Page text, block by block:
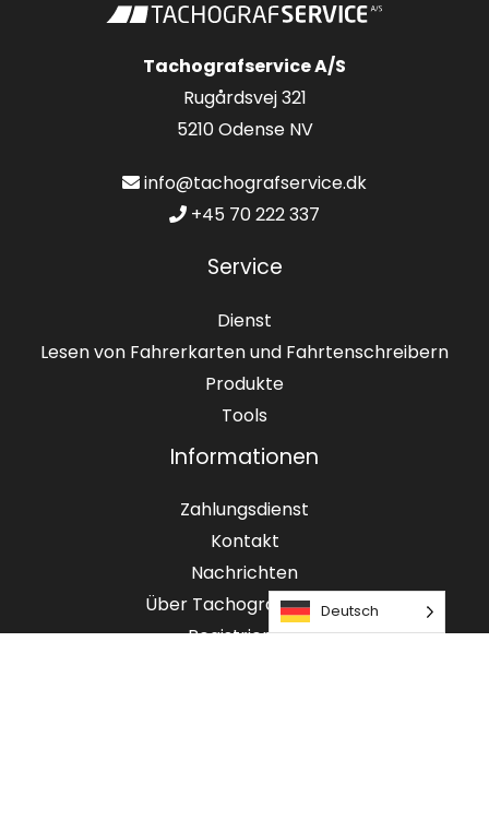
Tachografservice A/S
Rugårdsvej 321
5210 Odense NV
info@tachografservice.dk
+45 70 222 337
Service
Dienst
Lesen von Fahrerkarten und Fahrtenschreibern
Produkte
Tools
Informationen
Zahlungsdienst
Kontakt
Nachrichten
Über Tachografservice
Registrierung
Deutsch